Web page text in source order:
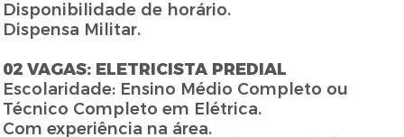
Disponibilidade de horário.
Dispensa Militar.
02 VAGAS: ELETRICISTA PREDIAL
Escolaridade: Ensino Médio Completo ou
Técnico Completo em Elétrica.
Com experiência na área.